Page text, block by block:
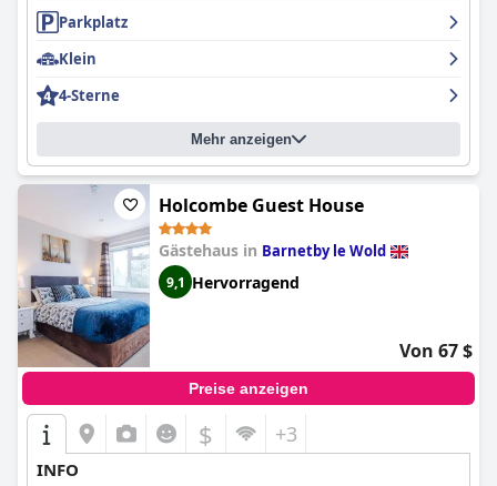
Parkplatz
Klein
4-Sterne
Mehr anzeigen
Holcombe Guest House
Gästehaus in Barnetby le Wold
9,1 Hervorragend
Von 67 $
Preise anzeigen
$ +3
INFO